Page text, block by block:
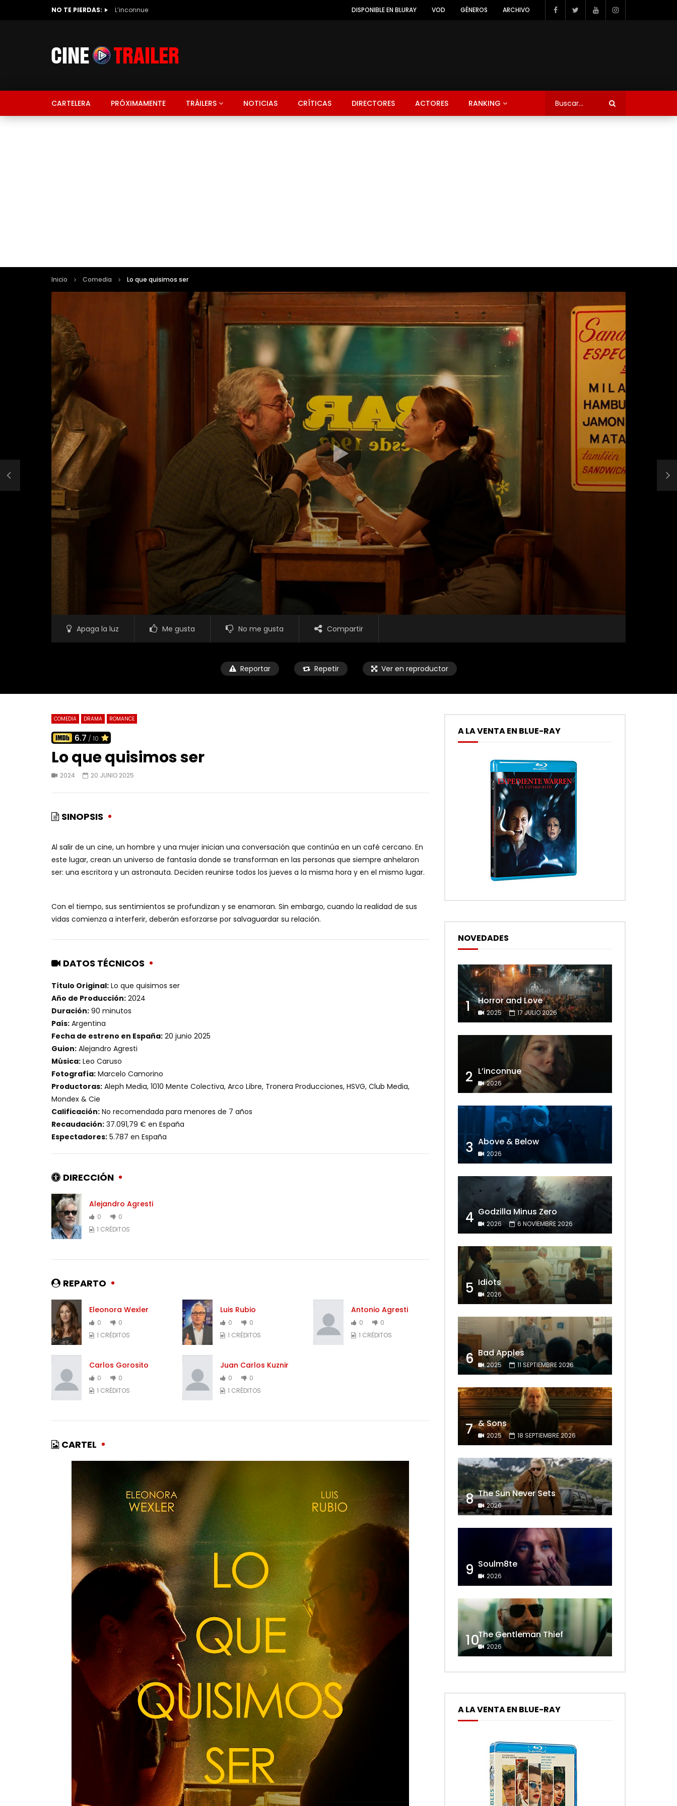
NO TE PIERDAS: L’inconnue DISPONIBLE EN BLURAY VOD GÉNEROS ARCHIVO
CARTELERA PRÓXIMAMENTE TRÁILERS NOTICIAS CRÍTICAS DIRECTORES ACTORES RANKING
Inicio Comedia Lo que quisimos ser
Apaga la luz Me gusta No me gusta Compartir
Reportar Repetir Ver en reproductor
COMEDIA DRAMA ROMANCE
6.7 / 10
Lo que quisimos ser
2024 20 JUNIO 2025
SINOPSIS
Al salir de un cine, un hombre y una mujer inician una conversación que continúa en un café cercano. En
este lugar, crean un universo de fantasía donde se transforman en las personas que siempre anhelaron
ser: una escritora y un astronauta. Deciden reunirse todos los jueves a la misma hora y en el mismo lugar.
Con el tiempo, sus sentimientos se profundizan y se enamoran. Sin embargo, cuando la realidad de sus
vidas comienza a interferir, deberán esforzarse por salvaguardar su relación.
DATOS TÉCNICOS
Título Original: Lo que quisimos ser
Año de Producción: 2024
Duración: 90 minutos
País: Argentina
Fecha de estreno en España: 20 junio 2025
Guion: Alejandro Agresti
Música: Leo Caruso
Fotografía: Marcelo Camorino
Productoras: Aleph Media, 1010 Mente Colectiva, Arco Libre, Tronera Producciones, HSVG, Club Media,
Mondex & Cie
Calificación: No recomendada para menores de 7 años
Recaudación: 37.091,79 € en España
Espectadores: 5.787 en España
DIRECCIÓN
Alejandro Agresti
0
0
1 CRÉDITOS
REPARTO
Eleonora Wexler
0
0
1 CRÉDITOS
Luis Rubio
0
0
1 CRÉDITOS
Antonio Agresti
0
0
1 CRÉDITOS
Carlos Gorosito
0
0
1 CRÉDITOS
Juan Carlos Kuznir
0
0
1 CRÉDITOS
CARTEL
A LA VENTA EN BLUE-RAY
NOVEDADES
1 Horror and Love
2025 17 JULIO 2026
2 L’inconnue
2026
3 Above & Below
2026
4 Godzilla Minus Zero
2026 6 NOVIEMBRE 2026
5 Idiots
2026
6 Bad Apples
2025 11 SEPTIEMBRE 2026
7 & Sons
2025 18 SEPTIEMBRE 2026
8 The Sun Never Sets
2026
9 Soulm8te
2026
10The Gentleman Thief
2026
A LA VENTA EN BLUE-RAY